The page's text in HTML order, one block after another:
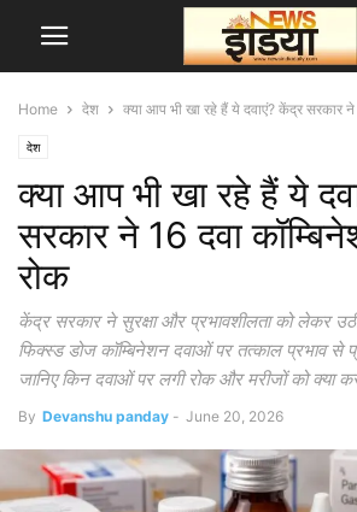
Home देश क्या आप भी खा रहे हैं ये दवाएं? केंद्र सरकार
देश
क्या आप भी खा रहे हैं ये
सरकार ने 16 दवा
रोक
केंद्र सरकार ने सुरक्षा और प्रभावशीलता को लेकर
फिक्स्ड डोज कॉम्बिनेशन दवाओं पर तत्काल प्रभाव से
जानिए किन दवाओं पर लगी रोक और मरीजों को क्या
By Devanshu panday - June 20, 2026